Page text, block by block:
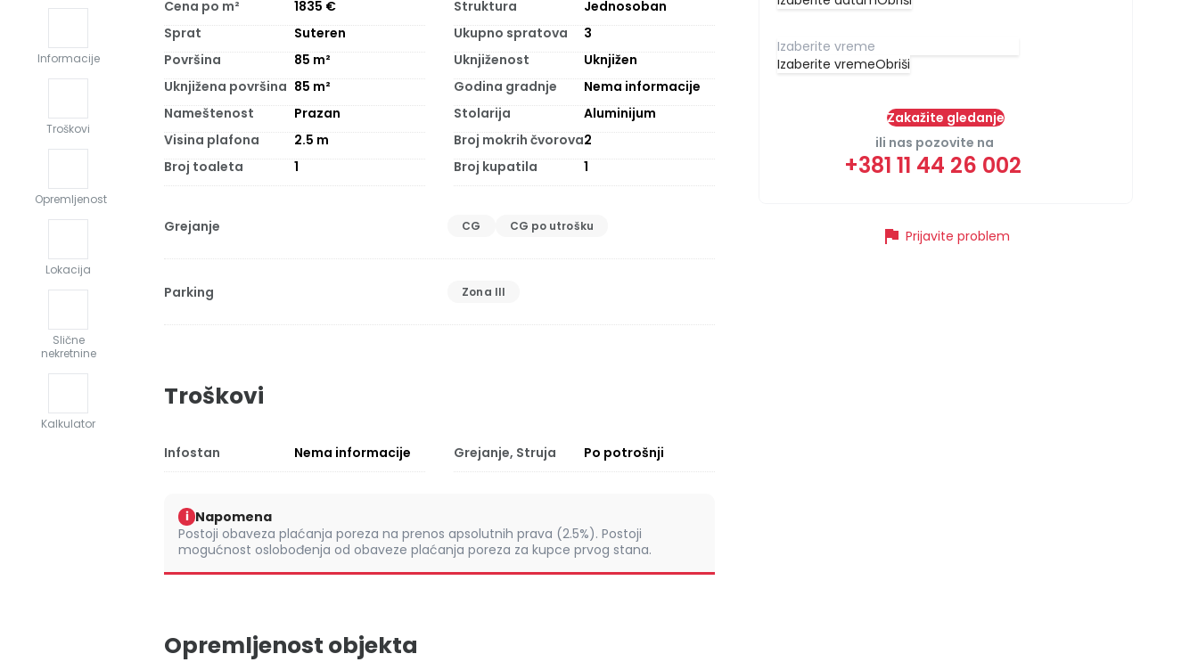
Informacije
Troškovi
Opremljenost
Lokacija
Slične
nekretnine
Kalkulator
Cena po m² 1835 € Struktura
Jednosoban
Sprat
Suteren Ukupno spratova
3
Površina
85 m² Uknjiženost
Uknjižen
Uknjižena površina 85 m² Godina gradnje
Nema informacije
Nameštenost
Prazan Stolarija
Aluminijum
Visina plafona
2.5 m Broj mokrih čvorova2
Broj toaleta
1 Broj kupatila 1
Grejanje CG CG po utrošku
Parking Zona III
Troškovi
Infostan Nema informacije Grejanje, Struja Po potrošnji
i Napomena
Postoji obaveza plaćanja poreza na prenos apsolutnih prava (2.5%). Postoji
mogućnost oslobođenja od obaveze plaćanja poreza za kupce prvog stana.
Opremljenost objekta
Izaberite vremeObriši
Zakažite gledanje
ili nas pozovite na
+381 11 44 26 002
flag Prijavite problem